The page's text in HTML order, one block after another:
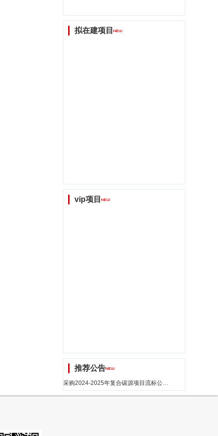
拟在建项目
vip项目
推荐公告
采购2024-2025年复合碳源项目流标公告_江苏省招标